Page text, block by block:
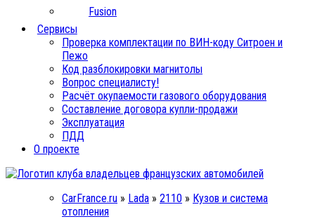
Fusion
Сервисы
Проверка комплектации по ВИН-коду Ситроен и
Пежо
Код разблокировки магнитолы
Вопрос специалисту!
Расчёт окупаемости газового оборудования
Составление договора купли-продажи
Эксплуатация
ПДД
О проекте
CarFrance.ru » Lada » 2110 » Кузов и система
отопления